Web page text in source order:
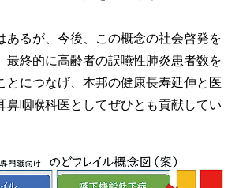
るが、今後、この概念の社会啓発を
最終的に高齢者の誤嚥性肺炎患者数を
とにつなげ、本邦の健康長寿延伸と医
鼻咽喉科医としてぜひとも貢献してい